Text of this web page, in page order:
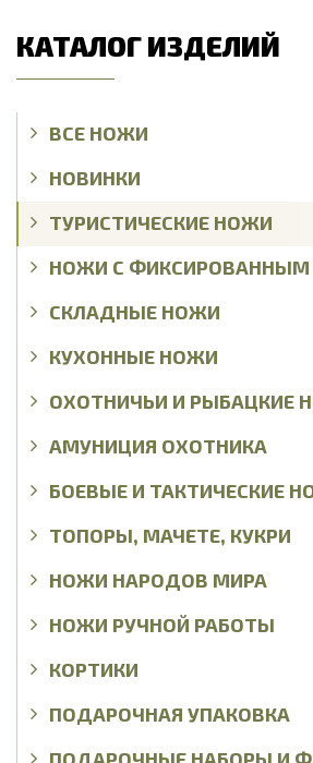
КАТАЛОГ ИЗДЕЛИЙ
ВСЕ НОЖИ
НОВИНКИ
ТУРИСТИЧЕСКИЕ НОЖИ
НОЖИ С ФИКСИРОВАННЫМ
СКЛАДНЫЕ НОЖИ
КУХОННЫЕ НОЖИ
ОХОТНИЧЬИ И РЫБАЦКИЕ
АМУНИЦИЯ ОХОТНИКА
БОЕВЫЕ И ТАКТИЧЕСКИЕ
ТОПОРЫ, МАЧЕТЕ, КУКРИ
НОЖИ НАРОДОВ МИРА
НОЖИ РУЧНОЙ РАБОТЫ
КОРТИКИ
ПОДАРОЧНАЯ УПАКОВКА
ПОДАРОЧНЫЕ НАБОРЫ И